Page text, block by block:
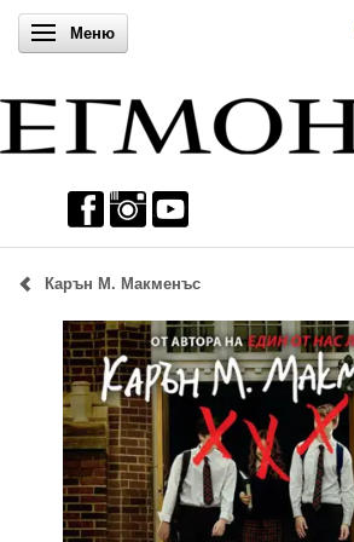
Включи навигацията
Меню
Карън М. Макменъс